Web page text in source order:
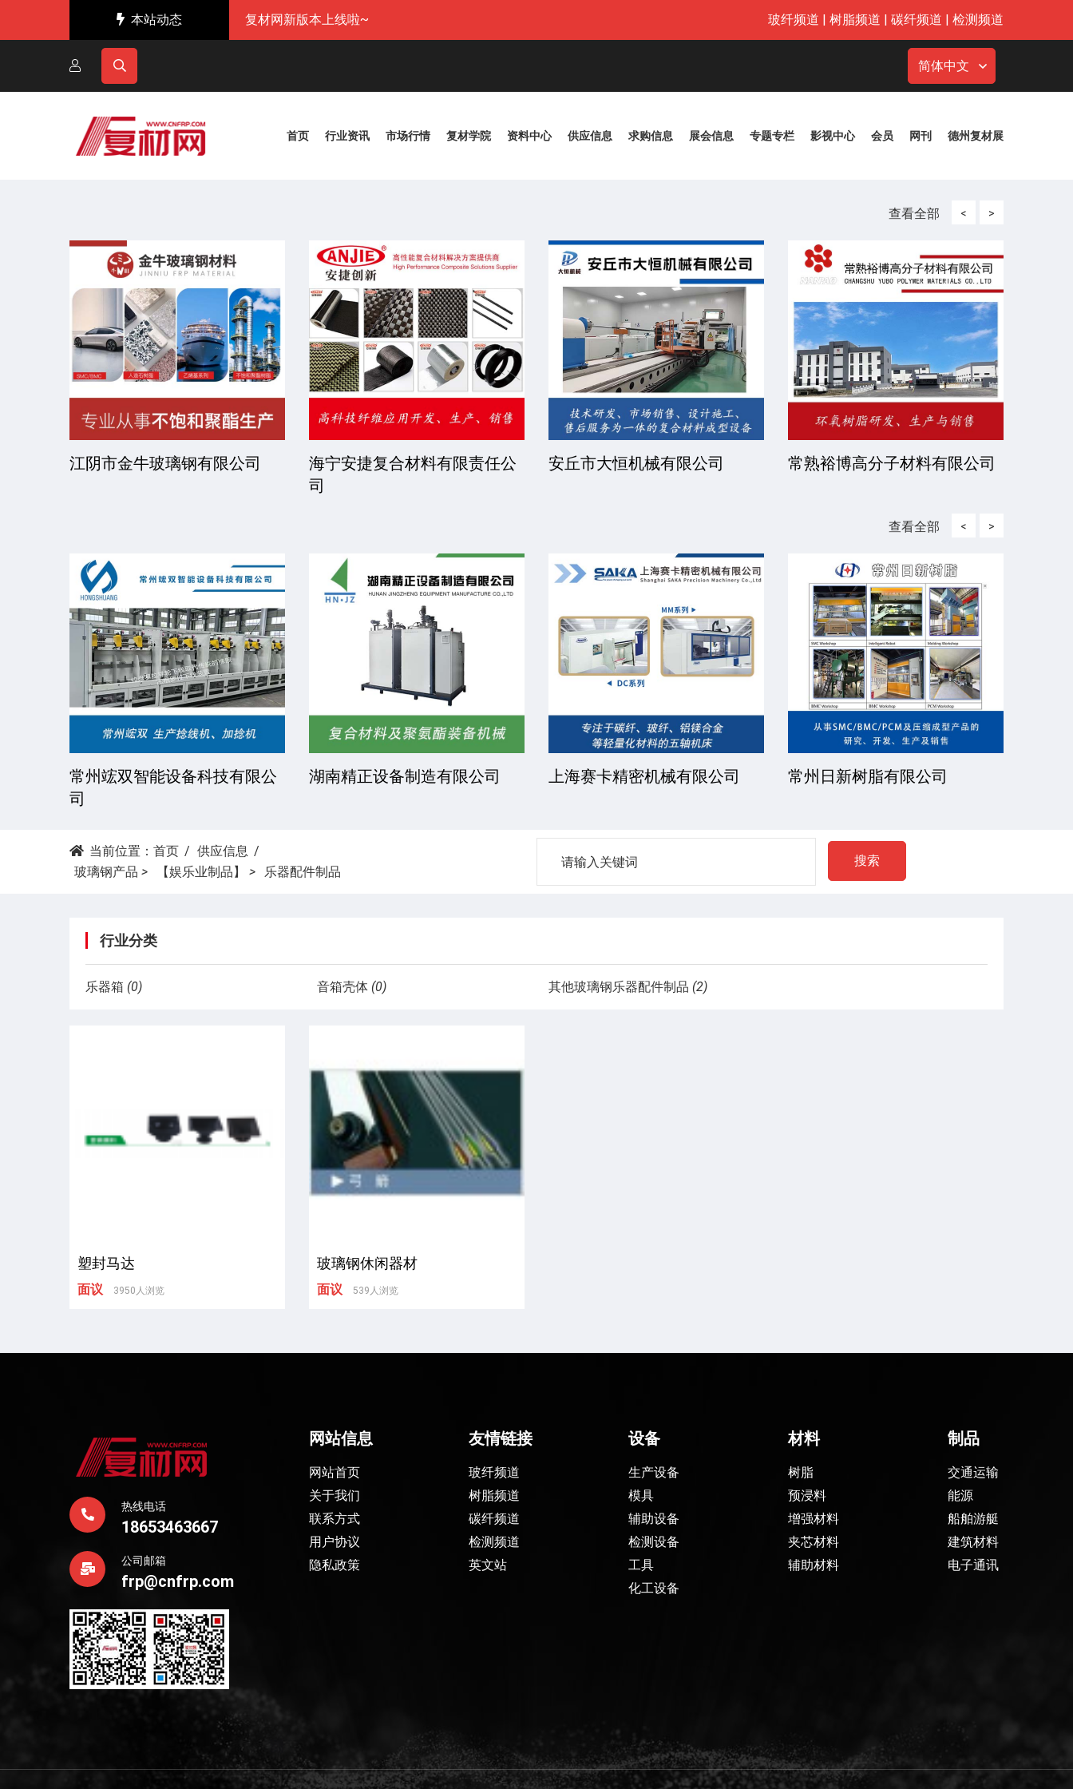
本站动态 复材网新版本上线啦~ 玻纤频道 | 树脂频道 | 碳纤频道 | 检测频道
简体中文
首页 行业资讯 市场行情 复材学院 资料中心 供应信息 求购信息 展会信息 专题专栏 影视中心 会员 网刊 德州复材展
查看全部 <
江阴市金牛玻璃钢有限公司
海宁安捷复合材料有限责任公
司
安丘市大恒机械有限公司 常熟裕博高分子材料有限公司
>
查看全部 <
常州竤双智能设备科技有限公
司
湖南精正设备制造有限公司 上海赛卡精密机械有限公司 常州日新树脂有限公司
>
当前位置： 首页
供应信息
玻璃钢产品 > 【娱乐业制品】 > 乐器配件制品
搜索
行业分类
乐器箱 (0) 音箱壳体 (0) 其他玻璃钢乐器配件制品 (2)
塑封马达
面议 3950人浏览
玻璃钢休闲器材
面议 539人浏览
热线电话
18653463667
公司邮箱
frp@cnfrp.com
网站信息
网站首页
关于我们
联系方式
用户协议
隐私政策
友情链接
玻纤频道
树脂频道
碳纤频道
检测频道
英文站
设备
生产设备
模具
辅助设备
检测设备
工具
化工设备
材料
树脂
预浸料
增强材料
夹芯材料
辅助材料
制品
交通运输
能源
船舶游艇
建筑材料
电子通讯